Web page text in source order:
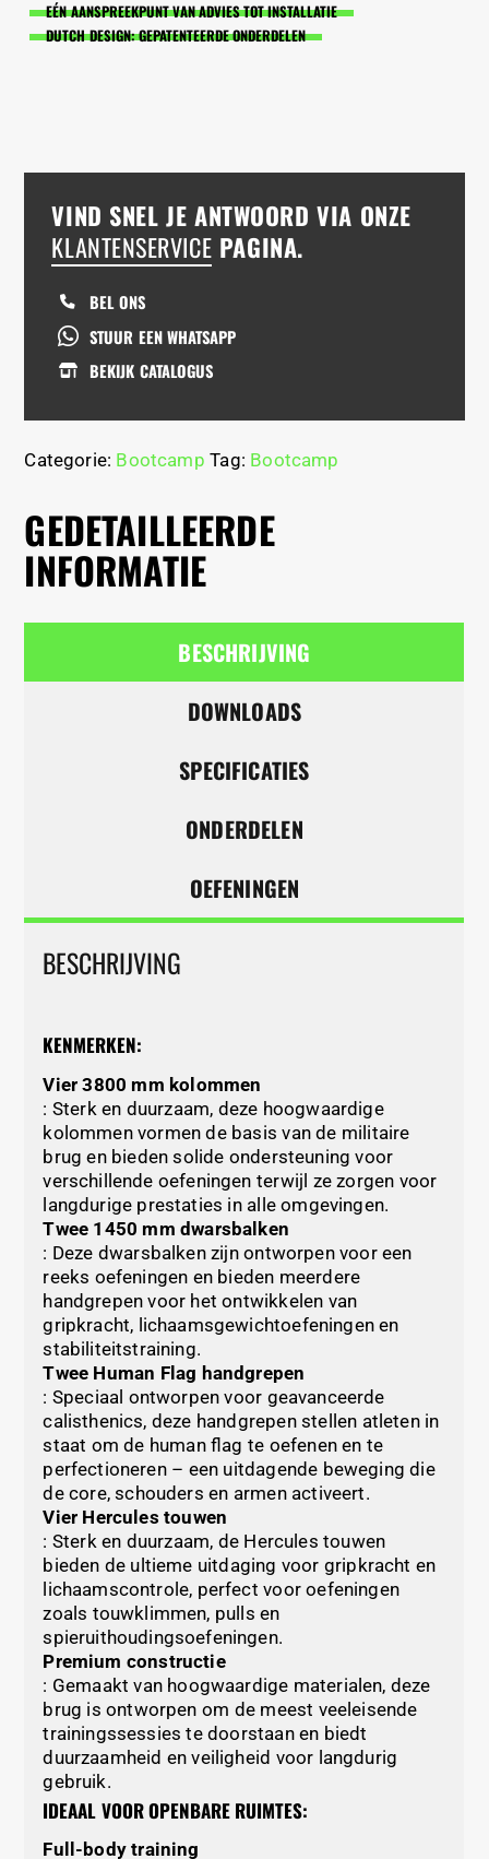
EÉN AANSPREEKPUNT VAN ADVIES TOT INSTALLATIE
DUTCH DESIGN: GEPATENTEERDE ONDERDELEN
VIND SNEL JE ANTWOORD VIA ONZE
KLANTENSERVICE PAGINA.
BEL ONS
STUUR EEN WHATSAPP
BEKIJK CATALOGUS
Categorie: Bootcamp Tag: Bootcamp
GEDETAILLEERDE
INFORMATIE
BESCHRIJVING
DOWNLOADS
SPECIFICATIES
ONDERDELEN
OEFENINGEN
BESCHRIJVING
KENMERKEN:
Vier 3800 mm kolommen
: Sterk en duurzaam, deze hoogwaardige
kolommen vormen de basis van de militaire
brug en bieden solide ondersteuning voor
verschillende oefeningen terwijl ze zorgen voor
langdurige prestaties in alle omgevingen.
Twee 1450 mm dwarsbalken
: Deze dwarsbalken zijn ontworpen voor een
reeks oefeningen en bieden meerdere
handgrepen voor het ontwikkelen van
gripkracht, lichaamsgewichtoefeningen en
stabiliteitstraining.
Twee Human Flag handgrepen
: Speciaal ontworpen voor geavanceerde
calisthenics, deze handgrepen stellen atleten in
staat om de human flag te oefenen en te
perfectioneren – een uitdagende beweging die
de core, schouders en armen activeert.
Vier Hercules touwen
: Sterk en duurzaam, de Hercules touwen
bieden de ultieme uitdaging voor gripkracht en
lichaamscontrole, perfect voor oefeningen
zoals touwklimmen, pulls en
spieruithoudingsoefeningen.
Premium constructie
: Gemaakt van hoogwaardige materialen, deze
brug is ontworpen om de meest veeleisende
trainingssessies te doorstaan en biedt
duurzaamheid en veiligheid voor langdurig
gebruik.
IDEAAL VOOR OPENBARE RUIMTES:
Full-body training